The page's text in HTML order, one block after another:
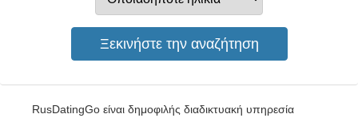
RusDatingGo είναι δημοφιλής διαδικτυακή υπηρεσία